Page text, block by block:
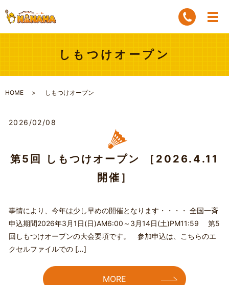
しもつけオープン
HOME しもつけオープン
2026/02/08
第5回 しもつけオープン ［2026.4.11
開催］
事情により、今年は少し早めの開催となります・・・・ 全国一斉
申込期間2026年3月1日(日)AM6:00～3月14日(土)PM11:59 第5
回しもつけオープンの大会要項です。 参加申込は、こちらのエ
クセルファイルでの […]
MORE